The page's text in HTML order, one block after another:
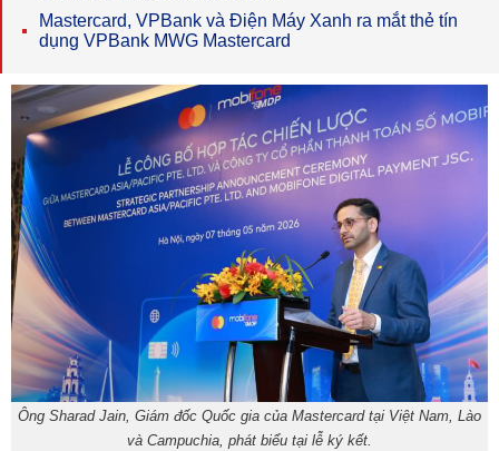
Mastercard, VPBank và Điện Máy Xanh ra mắt thẻ tín
dụng VPBank MWG Mastercard
Ông Sharad Jain, Giám đốc Quốc gia của Mastercard tại Việt Nam, Lào
và Campuchia, phát biểu tại lễ ký kết.